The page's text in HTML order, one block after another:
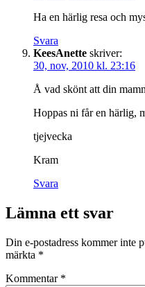
Ha en härlig resa och
Svara
KeesAnette skriver:
30, nov, 2010 kl. 23:16
Å vad skönt att din
Hoppas ni får en härlig,
tjejvecka
Kram
Svara
Lämna ett svar
Din e-postadress kommer inte
märkta *
Kommentar *